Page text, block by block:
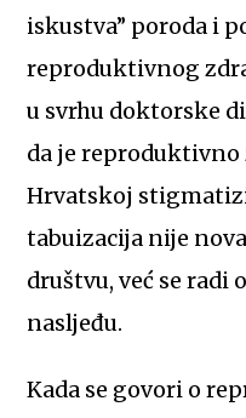
iskustva” poroda i
reproduktivnog
u svrhu doktorske
da je reproduktivno
Hrvatskoj
tabuizacija nije
društvu, već se
nasljeđu.
Kada se govori o